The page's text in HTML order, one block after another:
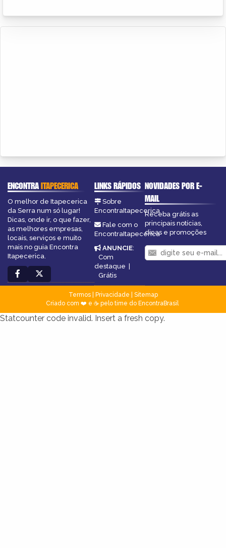
ENCONTRAITAPECERICA
O melhor de Itapecerica
da Serra num só lugar!
Dicas, onde ir, o que fazer,
as melhores empresas,
locais, serviços e muito
mais no guia Encontra
Itapecerica.
LINKS RÁPIDOS
Sobre
EncontraItapecerica
Fale com o
EncontraItapecerica
ANUNCIE:
Com
destaque |
Grátis
NOVIDADES POR E-
MAIL
Receba grátis as
principais notícias,
dicas e promoções
Termos| Privacidade
Sitemap
Criado com ❤️ e ☕ pelo time do EncontraBrasil
Statcounter code invalid. Insert a fresh copy.